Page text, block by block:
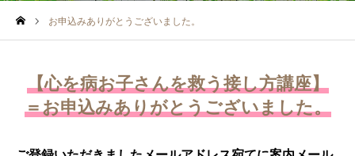
お申込みありがとうございました。
【心を病お子さんを救う接し方講座】
＝お申込みありがとうございました。
YouTube
提供メニュー
事例紹介